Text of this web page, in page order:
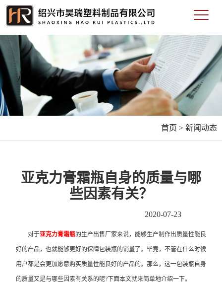
首页 > 新闻动态
亚克力膏霜瓶自身的质量与哪
些因素有关？
2020-07-23
对于亚克力膏霜瓶的生产出售厂家来说，能够生产制作出质量性能良
好的产品，也就能够更好的保障包装瓶的销量了。毕竟，不管在什么时候
用户都是会更加愿意购买质量性能良好的产品的。那么，这一包装瓶自身
的质量又是与哪些因素有关系的呢?下面本文就来简单地介绍一下。